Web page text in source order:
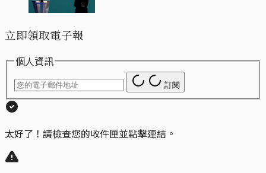
立即領取電子報
個人資訊
訂閱
太好了！請檢查您的收件匣並點擊連結。